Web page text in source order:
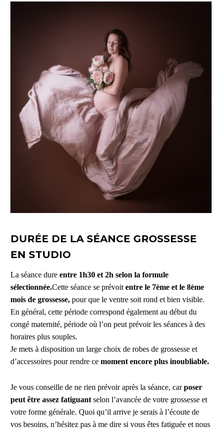
DURÉE DE LA SÉANCE GROSSESSE
EN STUDIO
La séance dureentre 1h30 et 2h selon la formule
sélectionnée.Cette séance se prévoitentre le 7ème et le 8ème
mois de grossesse, pour que le ventre soit rond et bien visible.
En général, cette période correspond également au début du
congé maternité, période où l’on peut prévoir les séances à des
horaires plus souples.
Je mets à disposition un large choix de robes de grossesse et
d’accessoires pour rendre cemoment encore plus inoubliable.
Je vous conseille de ne rien prévoir après la séance, carposer
peut être assez fatiguant selon l’avancée de votre grossesse et
votre forme générale. Quoi qu’il arrive je serais à l’écoute de
vos besoins, n’hésitez pas à me dire si vous êtes fatiguée et nous